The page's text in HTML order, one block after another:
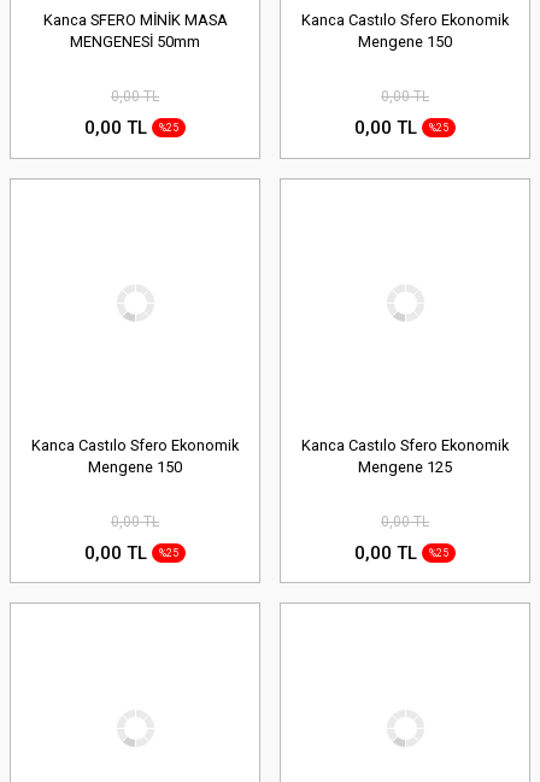
Kanca SFERO MİNİK MASA
MENGENESİ 50mm
0,00 TL
0,00 TL %25
Kanca Castılo Sfero Ekonomik
Mengene 150
0,00 TL
0,00 TL %25
Kanca Castılo Sfero Ekonomik
Mengene 150
0,00 TL
0,00 TL %25
Kanca Castılo Sfero Ekonomik
Mengene 125
0,00 TL
0,00 TL %25